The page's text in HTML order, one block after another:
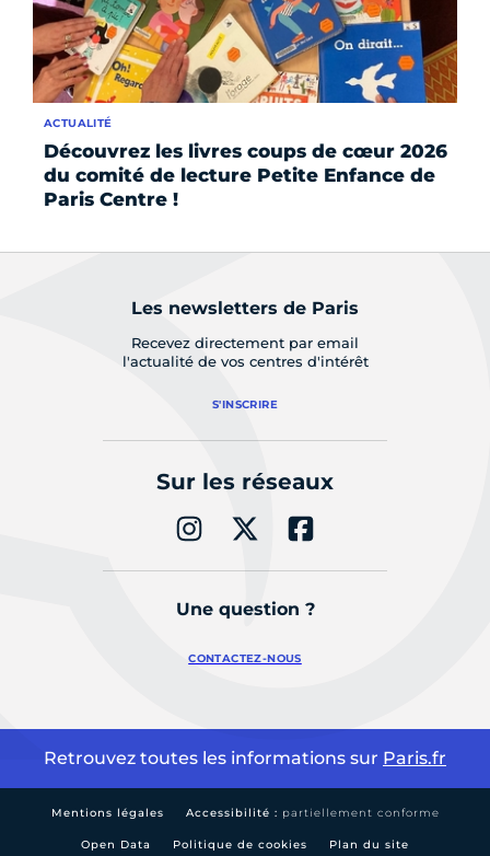
Découvrez les livres coups de cœur 2026
du comité de lecture Petite Enfance de
Paris Centre !
ACTUALITÉ
Les newsletters de Paris
Recevez directement par email
l'actualité de vos centres d'intérêt
S'INSCRIRE
Sur les réseaux
Une question ?
CONTACTEZ-NOUS
Retrouvez toutes les informations sur Paris.fr
Mentions légales Accessibilité : partiellement conforme
Open Data Politique de cookies Plan du site